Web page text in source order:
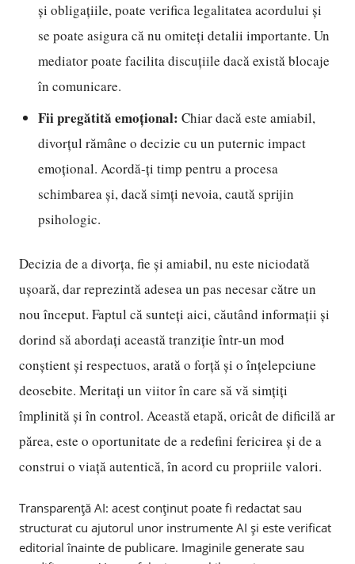
și obligațiile, poate verifica legalitatea acordului și
se poate asigura că nu omiteți detalii importante. Un
mediator poate facilita discuțiile dacă există blocaje
în comunicare.
Fii pregătită emoțional: Chiar dacă este amiabil,
divorțul rămâne o decizie cu un puternic impact
emoțional. Acordă-ți timp pentru a procesa
schimbarea și, dacă simți nevoia, caută sprijin
psihologic.
Decizia de a divorța, fie și amiabil, nu este niciodată
ușoară, dar reprezintă adesea un pas necesar către un
nou început. Faptul că sunteți aici, căutând informații și
dorind să abordați această tranziție într-un mod
conștient și respectuos, arată o forță și o înțelepciune
deosebite. Meritați un viitor în care să vă simțiți
împlinită și în control. Această etapă, oricât de dificilă ar
părea, este o oportunitate de a redefini fericirea și de a
construi o viață autentică, în acord cu propriile valori.
Transparență AI: acest conținut poate fi redactat sau
structurat cu ajutorul unor instrumente AI și este verificat
editorial înainte de publicare. Imaginile generate sau